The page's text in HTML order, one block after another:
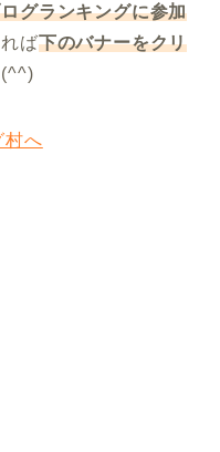
グランキングに参加
ば下のバナーをクリ